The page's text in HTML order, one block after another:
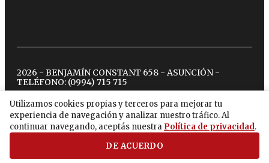
Utilizamos cookies propias y terceros para mejorar tu
experiencia de navegación y analizar nuestro tráfico. Al
continuar navegando, aceptás nuestra Política de privacidad.
DE ACUERDO
2026 - BENJAMÍN CONSTANT 658 - ASUNCIÓN -
TELÉFONO: (0994) 715 715
twitterinstagram
facebook
tiktokyoutubespotify